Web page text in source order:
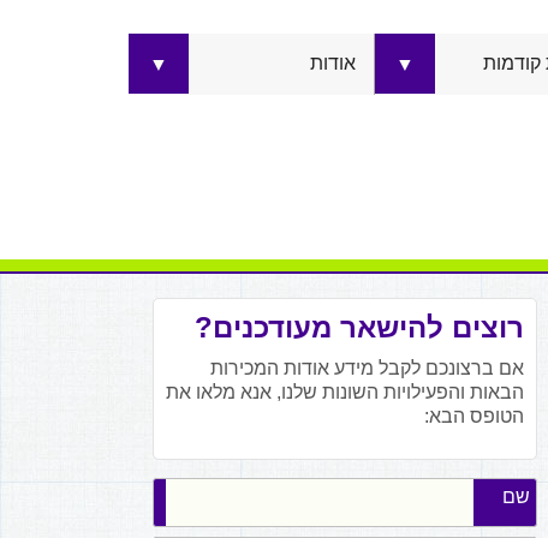
קודמות ▼ אודות ▼
רוצים להישאר מעודכנים?
אם ברצונכם לקבל מידע אודות המכירות
הבאות והפעילויות השונות שלנו, אנא מלאו את
הטופס הבא:
שם